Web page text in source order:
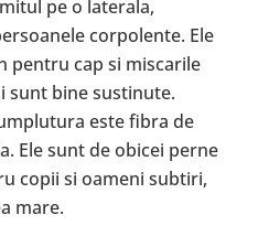
pe o laterala,
corpolente. Ele
pentru cap si miscarile
bine sustinute.
este fibra de
Ele sunt de obicei perne
copii si oameni subtiri,
mare.